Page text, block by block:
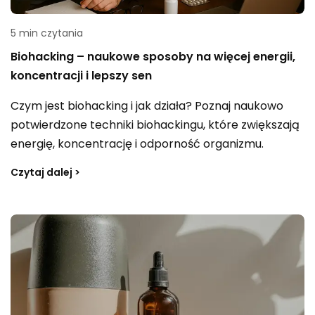
5 min czytania
Biohacking – naukowe sposoby na więcej energii,
koncentracji i lepszy sen
Czym jest biohacking i jak działa? Poznaj naukowo
potwierdzone techniki biohackingu, które zwiększają
energię, koncentrację i odporność organizmu.
Czytaj dalej >